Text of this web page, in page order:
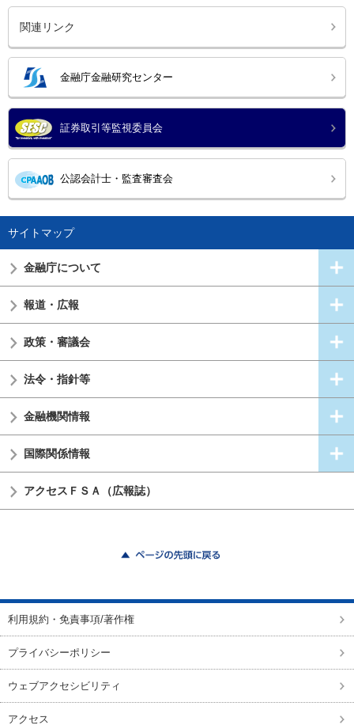
関連リンク
金融庁金融研究センター
証券取引等監視委員会
公認会計士・監査審査会
サイトマップ
金融庁について
報道・広報
政策・審議会
法令・指針等
金融機関情報
国際関係情報
アクセスＦＳＡ（広報誌）
利用規約・免責事項/著作権
プライバシーポリシー
ウェブアクセシビリティ
アクセス